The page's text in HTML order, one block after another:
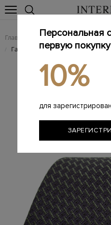
Главная Мужчинам /
/ Галстук из гладкого шелкового
Персональная
первую покупку
10%
для